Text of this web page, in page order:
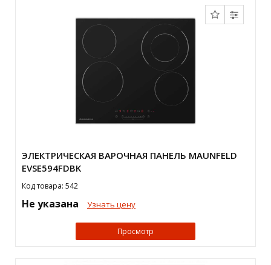
ЭЛЕКТРИЧЕСКАЯ ВАРОЧНАЯ ПАНЕЛЬ MAUNFELD
EVSE594FDBK
Код товара: 542
Не указана Узнать цену
Просмотр